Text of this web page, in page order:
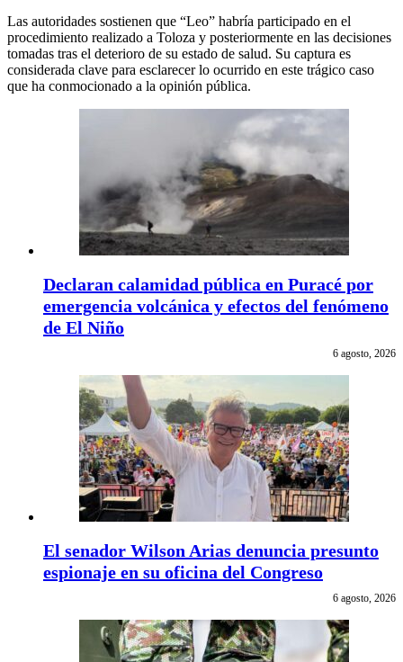
Las autoridades sostienen que “Leo” habría participado en el
procedimiento realizado a Toloza y posteriormente en las decisiones
tomadas tras el deterioro de su estado de salud. Su captura es
considerada clave para esclarecer lo ocurrido en este trágico caso
que ha conmocionado a la opinión pública.
Declaran calamidad pública en Puracé por
emergencia volcánica y efectos del fenómeno
de El Niño
6 agosto, 2026
El senador Wilson Arias denuncia presunto
espionaje en su oficina del Congreso
6 agosto, 2026